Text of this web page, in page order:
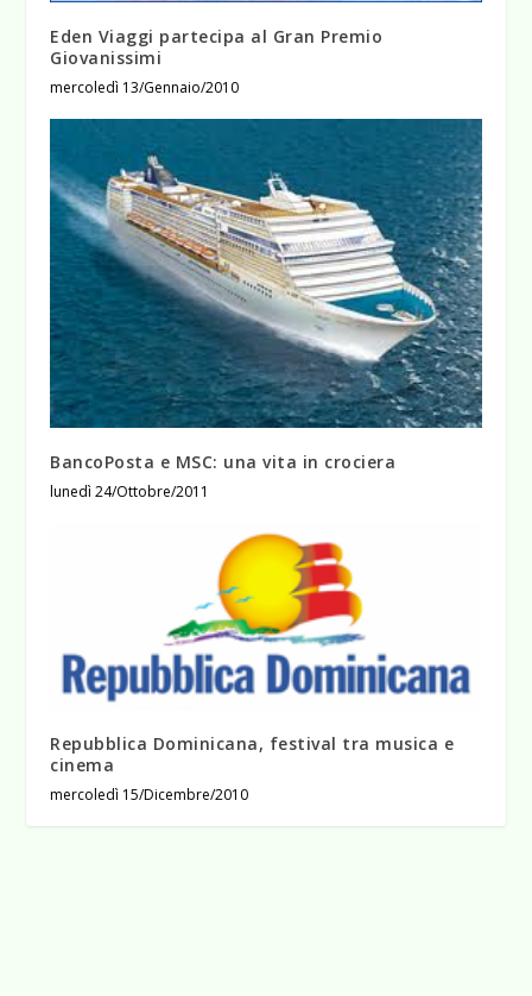
Eden Viaggi partecipa al Gran Premio
Giovanissimi
mercoledì 13/Gennaio/2010
BancoPosta e MSC: una vita in crociera
lunedì 24/Ottobre/2011
Repubblica Dominicana, festival tra musica e
cinema
mercoledì 15/Dicembre/2010